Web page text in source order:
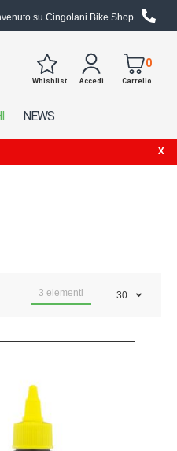
su Cingolani Bike Shop
Accedi
Whishlist
0
Carrello
NEWS
3 elementi 30